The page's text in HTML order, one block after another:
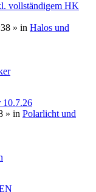
vollständigem HK
» in Halos und
10.7.26
» in Polarlicht und